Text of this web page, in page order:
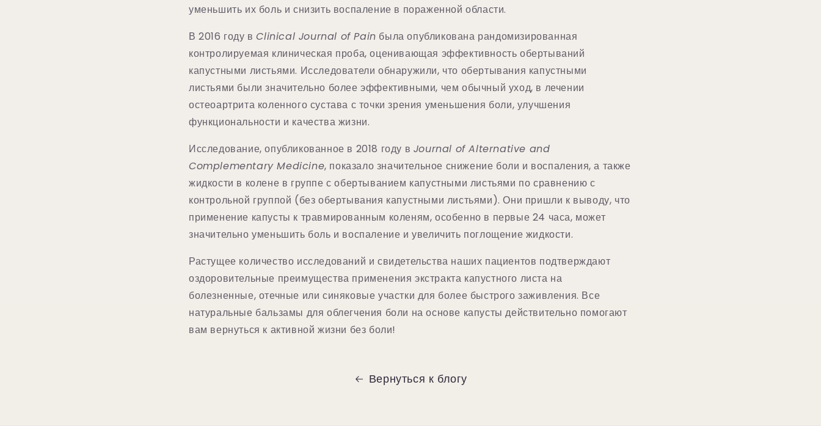
уменьшить их боль и снизить воспаление в пораженной области.
В 2016 году вClinical Journal of Pain была опубликована рандомизированная
контролируемая клиническая проба, оценивающая эффективность обертываний
капустными листьями. Исследователи обнаружили, что обертывания капустными
листьями были значительно более эффективными, чем обычный уход, в лечении
остеоартрита коленного сустава с точки зрения уменьшения боли, улучшения
функциональности и качества жизни.
Исследование, опубликованное в 2018 году в Journal of Alternative and
Complementary Medicine, показало значительное снижение боли и воспаления, а также
жидкости в колене в группе с обертыванием капустными листьями по сравнению с
контрольной группой (без обертывания капустными листьями). Они пришли к выводу, что
применение капусты к травмированным коленям, особенно в первые 24 часа, может
значительно уменьшить боль и воспаление и увеличить поглощение жидкости.
Растущее количество исследований и свидетельства наших пациентов подтверждают
оздоровительные преимущества применения экстракта капустного листа на
болезненные, отечные или синяковые участки для более быстрого заживления. Все
натуральные бальзамы для облегчения боли на основе капусты действительно помогают
вам вернуться к активной жизни без боли!
Вернуться к блогу